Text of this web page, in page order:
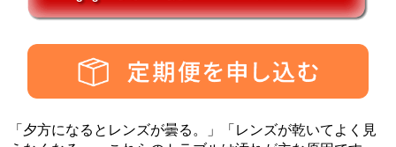
「夕方になるとレンズが曇る。」「レンズが乾いてよく見